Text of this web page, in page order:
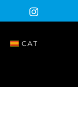
Instagram
CAT